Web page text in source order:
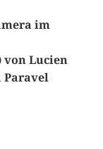
im
von Lucien
Paravel